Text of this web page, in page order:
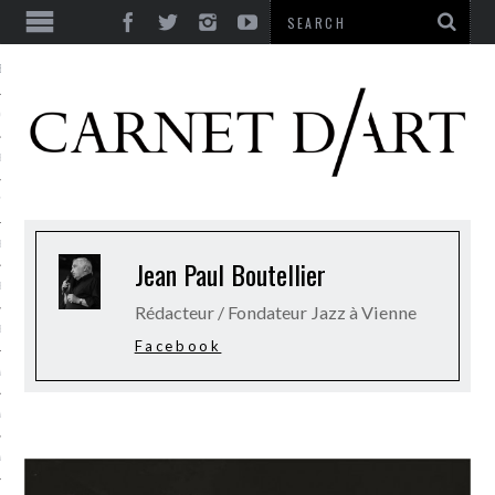
ULTIME
RIRE
DIALOGUE
LIBERTÉ
BEAUTÉ
FOLIE
Jean Paul Boutellier
Rédacteur / Fondateur Jazz à Vienne
Facebook